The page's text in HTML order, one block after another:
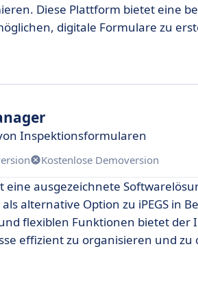
Diese Plattform bietet eine
digitale Formulare zu
Inspektionsformularen
Kostenlose Demoversion
ausgezeichnete
alternative Option zu iPEGS in
flexiblen Funktionen bietet der
effizient zu organisieren und zu